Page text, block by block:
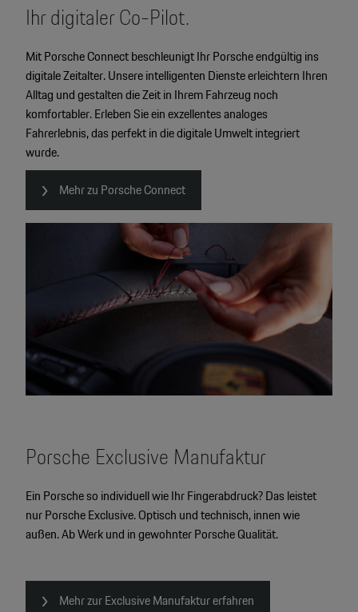
Ihr digitaler Co-Pilot.
Mit Porsche Connect beschleunigt Ihr Porsche endgültig ins
digitale Zeitalter. Unsere intelligenten Dienste erleichtern Ihren
Alltag und gestalten die Zeit in Ihrem Fahrzeug noch
komfortabler. Erleben Sie ein exzellentes analoges
Fahrerlebnis, das perfekt in die digitale Umwelt integriert
wurde.
Mehr zu Porsche Connect
Porsche Exclusive Manufaktur
Ein Porsche so individuell wie Ihr Fingerabdruck? Das leistet
nur Porsche Exclusive. Optisch und technisch, innen wie
außen. Ab Werk und in gewohnter Porsche Qualität.
Mehr zur Exclusive Manufaktur erfahren
2
2